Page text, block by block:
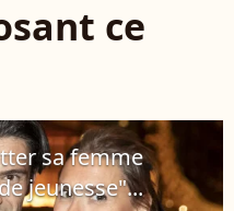
ce
sa femme
jeunesse"...